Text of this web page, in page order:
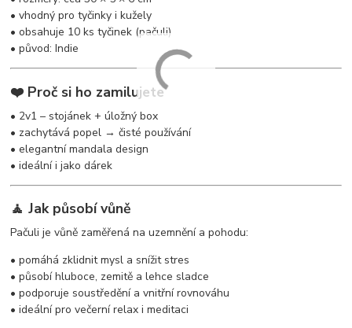
• vhodný pro tyčinky i kužely
• obsahuje 10 ks tyčinek (pačuli)
• původ: Indie
❤️ Proč si ho zamilujete
• 2v1 – stojánek + úložný box
• zachytává popel → čisté používání
• elegantní mandala design
• ideální i jako dárek
🧘 Jak působí vůně
Pačuli je vůně zaměřená na uzemnění a pohodu:
• pomáhá zklidnit mysl a snížit stres
• působí hluboce, zemitě a lehce sladce
• podporuje soustředění a vnitřní rovnováhu
• ideální pro večerní relax i meditaci